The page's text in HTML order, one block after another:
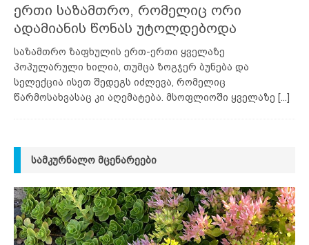
ერთი საზამთრო, რომელიც ორი
ადამიანის წონას უტოლდებოდა
საზამთრო ზაფხულის ერთ-ერთი ყველაზე
პოპულარული ხილია, თუმცა ზოგჯერ ბუნება და
სელექცია ისეთ შედეგს იძლევა, რომელიც
წარმოსახვასაც კი აღემატება. მსოფლიოში ყველაზე [...]
ᲡᲐᲛᲙᲣᲠᲜᲐᲚᲝ ᲛᲪᲔᲜᲐᲠᲔᲔᲑᲘ